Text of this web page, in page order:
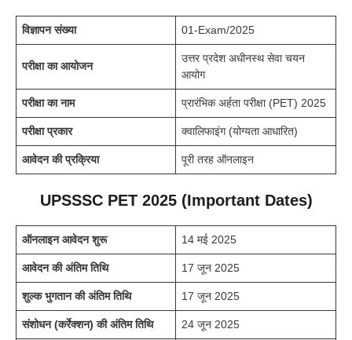
विज्ञापन संख्या 01-Exam/2025
परीक्षा का आयोजन
उत्तर प्रदेश अधीनस्थ सेवा चयन
आयोग
परीक्षा का नाम प्रारंभिक अर्हता परीक्षा (PET) 2025
परीक्षा प्रकार क्वालिफाइंग (योग्यता आधारित)
आवेदन की प्रक्रिया पूरी तरह ऑनलाइन
UPSSSC PET 2025(Important Dates)
ऑनलाइन आवेदन शुरू 14 मई 2025
आवेदन की अंतिम तिथि 17 जून 2025
शुल्क भुगतान की अंतिम तिथि 17 जून 2025
संशोधन (कर्रेक्शन) की अंतिम तिथि 24 जून 2025